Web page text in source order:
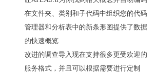
在文件夹、类别和子代码中组织您的代码
管理器和分析表中的新条形图提供了数据
的快速概览
改进的调查导入现在支持很多更受欢迎的
服务格式，并且可以根据需要进行定制